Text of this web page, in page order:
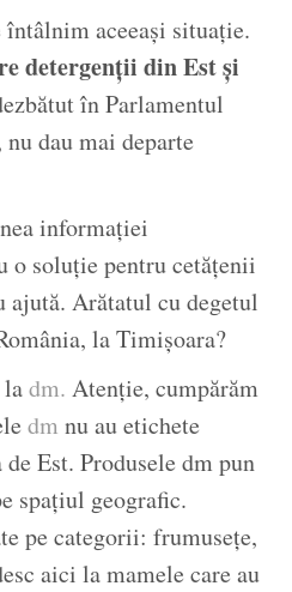
aceeași situație.
detergenții din Est și
în Parlamentul
dau mai departe
informației
o soluție pentru cetățenii
ajută. Arătatul cu degetul
la Timișoara?
ladm. Atenție, cumpărăm
dm nu au etichete
Est. Produsele dm pun
spațiul geografic.
pe categorii: frumusețe,
aici la mamele care au